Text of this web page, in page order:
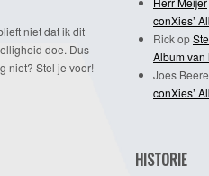
niet dat ik dit
doe. Dus
niet? Stel je voor!
conXies’
Rickop
Album van
Joes
conXies’
HISTORIE